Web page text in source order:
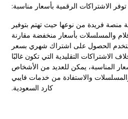
توفر الاشتراكات الرقمية بأسعار مناسبة:
منصة فريدة من نوعها حيث تهتم بتوفير
والمسلسلات بأسعار منخفضة مقارنة
الحصول على اشتراك شهري بسعر
بخلاف الاشتراكات التقليدية التي تكون غالبًا
المناسبة، يمكن للعديد من الأشخاص
والمسلسلات والاستفادة من خدمات فايبي
كارد السعودية.